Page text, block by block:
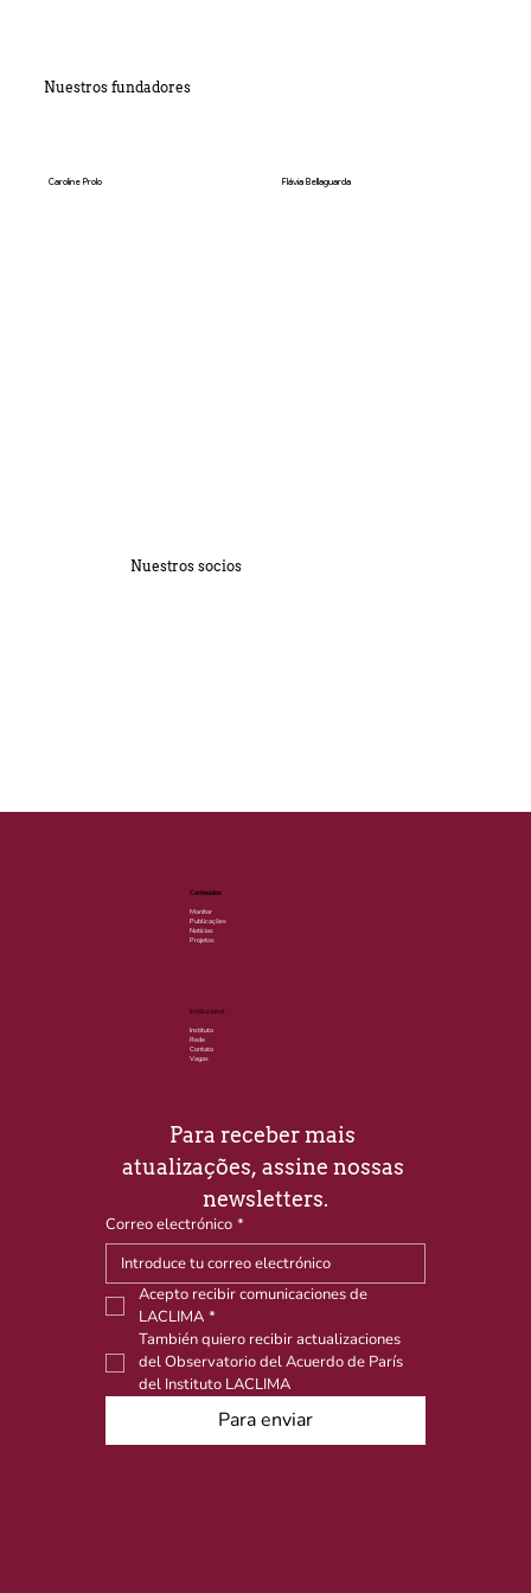
Nuestros fundadores
Caroline Prolo Flávia Bellaguarda
Nuestros socios
Conteúdos
Monitor
Publicações
Notícias
Projetos
Institucional
Instituto
Rede
Contato
Vagas
Para receber mais
atualizações, assine nossas
newsletters.
Correo electrónico *
Acepto recibir comunicaciones de
LACLIMA *
También quiero recibir actualizaciones
del Observatorio del Acuerdo de París
del Instituto LACLIMA
Para enviar